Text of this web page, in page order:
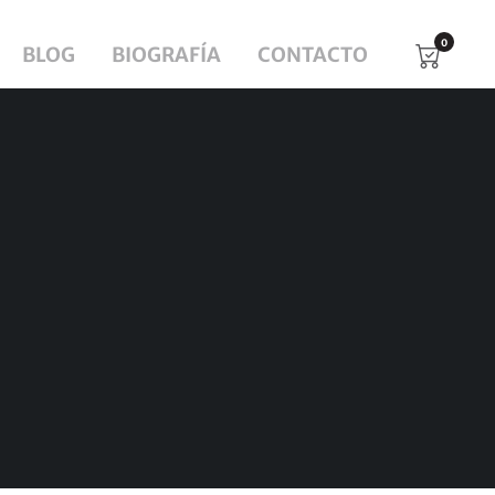
BLOG BIOGRAFÍA CONTACTO 0